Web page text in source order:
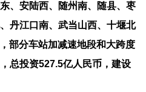
、安陆西、随州南、随县、枣
丹江口南、武当山西、十堰北
部分车站加减速地段和大跨度
总投资527.5亿人民币，建设